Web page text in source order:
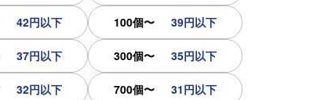
42円以下 100個〜 39円以下
37円以下 300個〜 35円以下
32円以下 700個〜 31円以下